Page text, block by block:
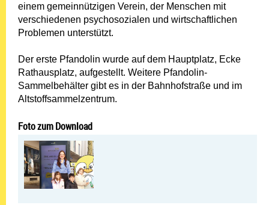
einem gemeinnützigen Verein, der Menschen mit
verschiedenen psychosozialen und wirtschaftlichen
Problemen unterstützt.
Der erste Pfandolin wurde auf dem Hauptplatz, Ecke
Rathausplatz, aufgestellt. Weitere Pfandolin-
Sammelbehälter gibt es in der Bahnhofstraße und im
Altstoffsammelzentrum.
Foto zum Download